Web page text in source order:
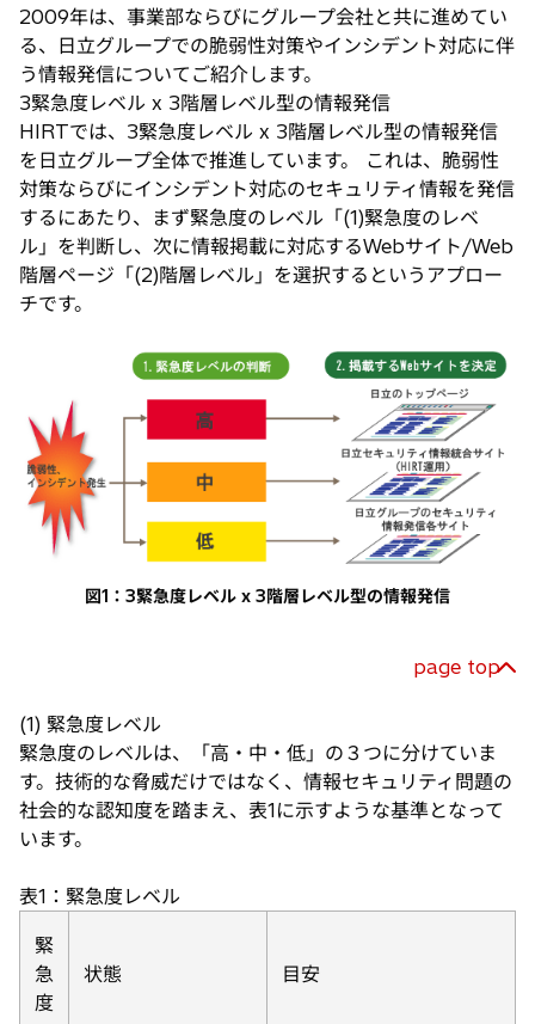
2009年は、事業部ならびにグループ会社と共に進めてい
る、日立グループでの脆弱性対策やインシデント対応に伴
う情報発信についてご紹介します。
3緊急度レベル x 3階層レベル型の情報発信
HIRTでは、3緊急度レベル x 3階層レベル型の情報発信
を日立グループ全体で推進しています。 これは、脆弱性
対策ならびにインシデント対応のセキュリティ情報を発信
するにあたり、まず緊急度のレベル「(1)緊急度のレベ
ル」を判断し、次に情報掲載に対応するWebサイト/Web
階層ページ「(2)階層レベル」を選択するというアプロー
チです。
図1：3緊急度レベル x 3階層レベル型の情報発信
page top
(1) 緊急度レベル
緊急度のレベルは、「高・中・低」の３つに分けていま
す。技術的な脅威だけではなく、情報セキュリティ問題の
社会的な認知度を踏まえ、表1に示すような基準となって
います。
表1：緊急度レベル
緊
急
度
状態 目安